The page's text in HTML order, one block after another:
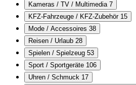
Kameras / TV / Multimedia 7
KFZ-Fahrzeuge / KFZ-Zubehör 15
Mode / Accessoires 38
Reisen / Urlaub 28
Spielen / Spielzeug 53
Sport / Sportgeräte 106
Uhren / Schmuck 17